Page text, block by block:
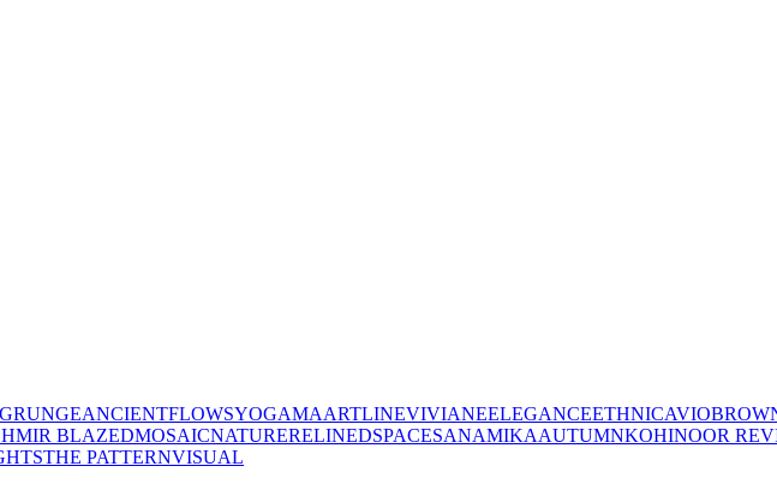
GRUNGEANCIENTFLOWSYOGAMAARTLINEVIVIANEELEGANCEETHNICAVIO
BLAZEDMOSAICNATURERELINEDSPACESANAMIKAAUTUMNKOHINOOR
THE PATTERNVISUAL